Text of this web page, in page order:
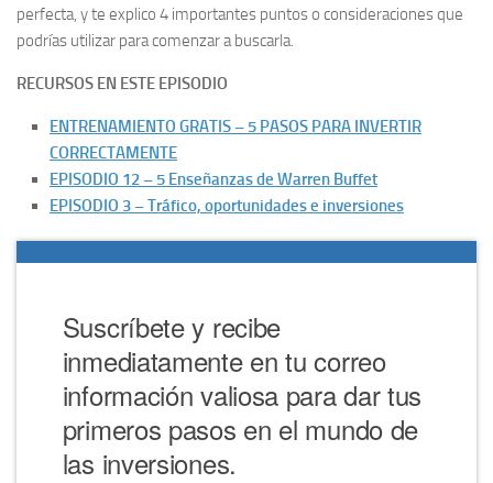
perfecta, y te explico 4 importantes puntos o consideraciones que
podrías utilizar para comenzar a buscarla.
RECURSOS EN ESTE EPISODIO
ENTRENAMIENTO GRATIS – 5 PASOS PARA INVERTIR
CORRECTAMENTE
EPISODIO 12 – 5 Enseñanzas de Warren Buffet
EPISODIO 3 – Tráfico, oportunidades e inversiones
Suscríbete y recibe
inmediatamente en tu correo
información valiosa para dar tus
primeros pasos en el mundo de
las inversiones.